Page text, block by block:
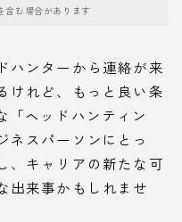
含む場合があります
ハンターから連絡が来
けれど、もっと良い条
ヘッドハンティン
ネスパーソンにとっ
、キャリアの新たな可
出来事かもしれませ